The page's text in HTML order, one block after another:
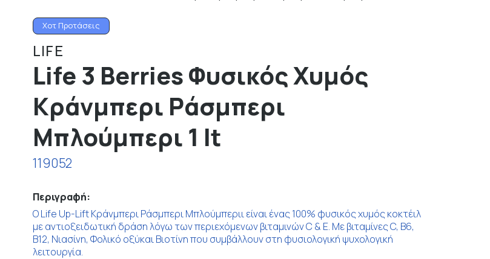
Χοτ Προτάσεις
LIFE
Life 3 Berries Φυσικός Χυμός
Κράνμπερι Ράσμπερι
Μπλούμπερι 1 lt
119052
Περιγραφή:
O Life Up-Lift Κράνμπερι Ράσμπερι Μπλούμπεριι είναι ένας 100% φυσικός χυμός κοκτέιλ
με αντιοξειδωτική δράση λόγω των περιεχόμενων βιταμινών C & E. Με βιταμίνες C, B6,
B12, Νιασίνη, Φολικό οξύκαι Βιοτίνη που συμβάλλουν στη φυσιολογική ψυχολογική
λειτουργία.